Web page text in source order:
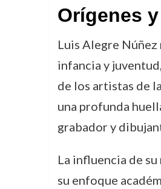
Orígenes
Luis Alegre
infancia y
de los artistas de
una profunda
grabador y
La influencia de
su enfoque